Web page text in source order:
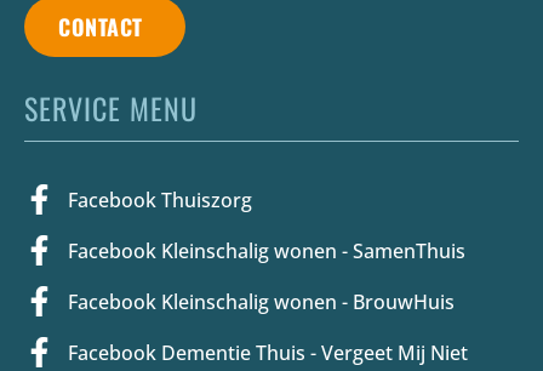
CONTACT
SERVICE MENU
Facebook Thuiszorg
Facebook Kleinschalig wonen - SamenThuis
Facebook Kleinschalig wonen - BrouwHuis
Facebook Dementie Thuis - Vergeet Mij Niet